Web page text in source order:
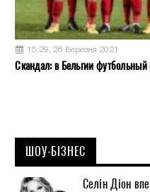
15:29, 26 Березня 2021
Скандал: в Бельгии
ШОУ-БІЗНЕС
Селін Діон